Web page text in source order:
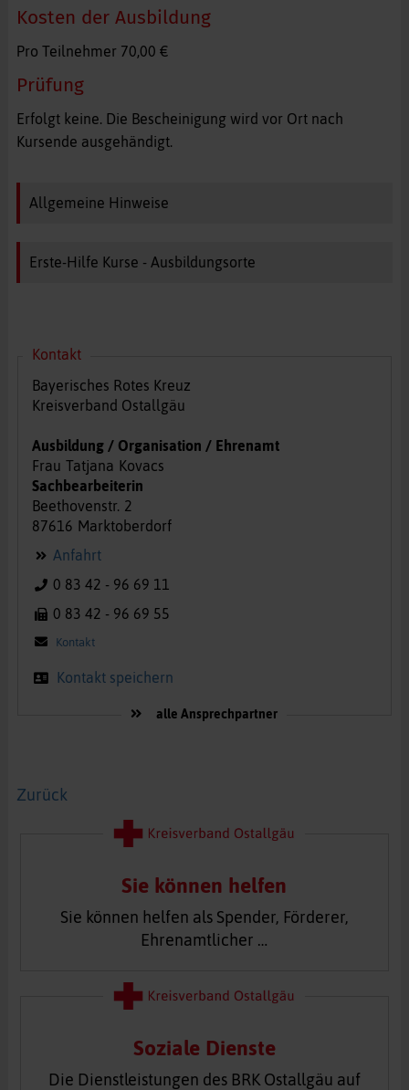
Kosten der Ausbildung
Pro Teilnehmer 70,00 €
Prüfung
Erfolgt keine. Die Bescheinigung wird vor Ort nach
Kursende ausgehändigt.
Allgemeine Hinweise
Erste-Hilfe Kurse - Ausbildungsorte
Kontakt
Bayerisches Rotes Kreuz
Kreisverband Ostallgäu
Ausbildung / Organisation / Ehrenamt
Frau Tatjana Kovacs
Sachbearbeiterin
Beethovenstr. 2
87616 Marktoberdorf
Anfahrt
0 83 42 - 96 69 11
0 83 42 - 96 69 55
Kontakt
Kontakt speichern
alle Ansprechpartner
Zurück
Sie können helfen
Sie können helfen als Spender, Förderer,
Ehrenamtlicher …
Soziale Dienste
Die Dienstleistungen des BRK Ostallgäu auf